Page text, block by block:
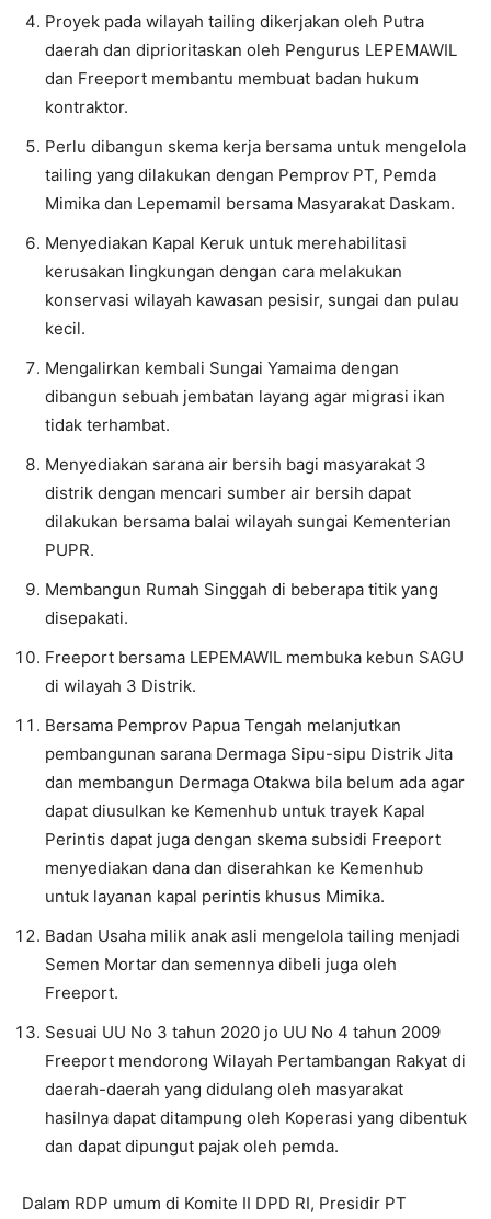
Proyek pada wilayah tailing dikerjakan oleh Putra
daerah dan diprioritaskan oleh Pengurus LEPEMAWIL
dan Freeport membantu membuat badan hukum
kontraktor.
Perlu dibangun skema kerja bersama untuk mengelola
tailing yang dilakukan dengan Pemprov PT, Pemda
Mimika dan Lepemamil bersama Masyarakat Daskam.
Menyediakan Kapal Keruk untuk merehabilitasi
kerusakan lingkungan dengan cara melakukan
konservasi wilayah kawasan pesisir, sungai dan pulau
kecil.
Mengalirkan kembali Sungai Yamaima dengan
dibangun sebuah jembatan layang agar migrasi ikan
tidak terhambat.
Menyediakan sarana air bersih bagi masyarakat 3
distrik dengan mencari sumber air bersih dapat
dilakukan bersama balai wilayah sungai Kementerian
PUPR.
Membangun Rumah Singgah di beberapa titik yang
disepakati.
Freeport bersama LEPEMAWIL membuka kebun SAGU
di wilayah 3 Distrik.
Bersama Pemprov Papua Tengah melanjutkan
pembangunan sarana Dermaga Sipu-sipu Distrik Jita
dan membangun Dermaga Otakwa bila belum ada agar
dapat diusulkan ke Kemenhub untuk trayek Kapal
Perintis dapat juga dengan skema subsidi Freeport
menyediakan dana dan diserahkan ke Kemenhub
untuk layanan kapal perintis khusus Mimika.
Badan Usaha milik anak asli mengelola tailing menjadi
Semen Mortar dan semennya dibeli juga oleh
Freeport.
Sesuai UU No 3 tahun 2020 jo UU No 4 tahun 2009
Freeport mendorong Wilayah Pertambangan Rakyat di
daerah-daerah yang didulang oleh masyarakat
hasilnya dapat ditampung oleh Koperasi yang dibentuk
dan dapat dipungut pajak oleh pemda.
Dalam RDP umum di Komite II DPD RI, Presidir PT